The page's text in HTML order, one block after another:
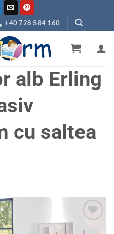
+40 728 584 160
alb Erling
cu saltea
Adaugă